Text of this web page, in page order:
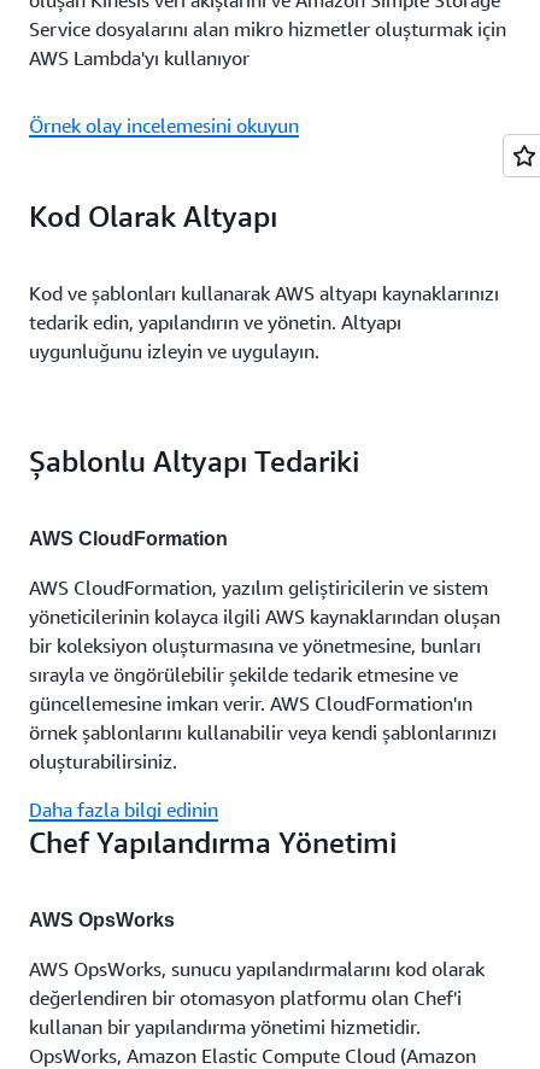
Service dosyalarını alan mikro hizmetler oluşturmak için
AWS Lambda'yı kullanıyor
Örnek olay incelemesini okuyun
Kod Olarak Altyapı
Kod ve şablonları kullanarak AWS altyapı kaynaklarınızı
tedarik edin, yapılandırın ve yönetin. Altyapı
uygunluğunu izleyin ve uygulayın.
Şablonlu Altyapı Tedariki
AWS CloudFormation
AWS CloudFormation, yazılım geliştiricilerin ve sistem
yöneticilerinin kolayca ilgili AWS kaynaklarından oluşan
bir koleksiyon oluşturmasına ve yönetmesine, bunları
sırayla ve öngörülebilir şekilde tedarik etmesine ve
güncellemesine imkan verir. AWS CloudFormation'ın
örnek şablonlarını kullanabilir veya kendi şablonlarınızı
oluşturabilirsiniz.
Daha fazla bilgi edinin
Chef Yapılandırma Yönetimi
AWS OpsWorks
AWS OpsWorks, sunucu yapılandırmalarını kod olarak
değerlendiren bir otomasyon platformu olan Chef'i
kullanan bir yapılandırma yönetimi hizmetidir.
OpsWorks, Amazon Elastic Compute Cloud (Amazon